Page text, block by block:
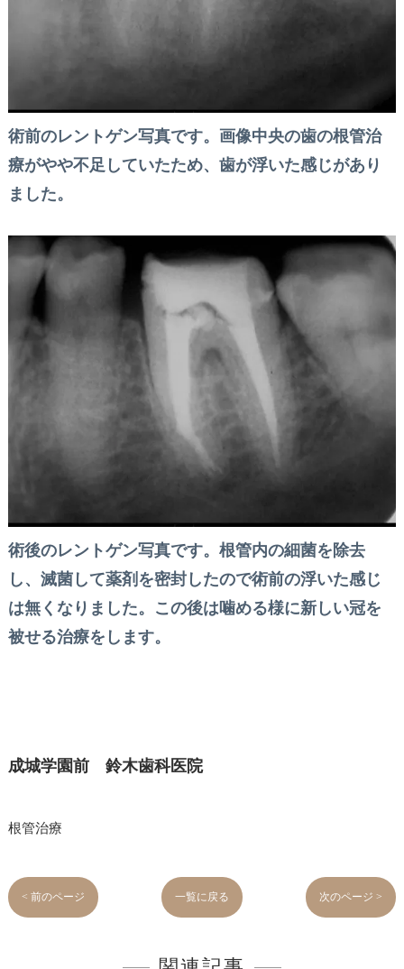
術前のレントゲン写真です。画像中央の歯の根管治
療がやや不足していたため、歯が浮いた感じがあり
ました。
術後のレントゲン写真です。根管内の細菌を除去
し、滅菌して薬剤を密封したので術前の浮いた感じ
は無くなりました。この後は噛める様に新しい冠を
被せる治療をします。
成城学園前 鈴木歯科医院
根管治療
< 前のページ 一覧に戻る 次のページ >